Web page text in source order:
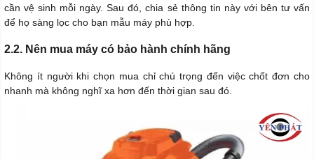
cần vệ sinh mỗi ngày. Sau đó, chia sẻ thông tin này với bên tư vấn
để họ sàng lọc cho bạn mẫu máy phù hợp.
2.2. Nên mua máy có bảo hành chính hãng
Không ít người khi chọn mua chỉ chú trọng đến việc chốt đơn cho
nhanh mà không nghĩ xa hơn đến thời gian sau đó.